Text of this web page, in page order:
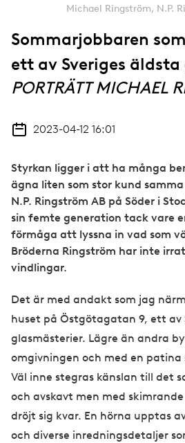
Michael Ringström, N.P.
Sommarjobbaren
ett av Sveriges
PORTRÄTT MICHAEL
2023-04-12 16:01
Styrkan ligger i att ha många
ägna liten som stor kund
N.P. Ringström AB på Söder i
sin femte generation tack vare
förmåga att lyssna in vad som
Bröderna Ringström har inte
vindlingar.
Det är med andakt som jag
huset på Östgötagatan 9, ett av
glasmästerier. Lägre än andra
omgivningen och med en patina
Väl inne stegras känslan till det
och avskavt men med
dröjt sig kvar. En hörna upptas
och diverse inredningsdetaljer